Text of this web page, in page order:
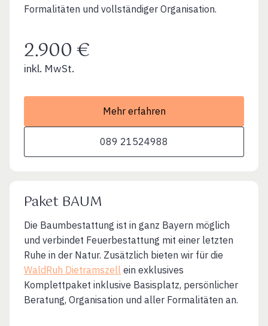
Formalitäten und vollständiger Organisation.
2.900 €
inkl. MwSt.
Mehr erfahren
089 21524988
Paket BAUM
Die Baumbestattung ist in ganz Bayern möglich
und verbindet Feuerbestattung mit einer letzten
Ruhe in der Natur. Zusätzlich bieten wir für die
WaldRuh Dietramszell ein exklusives
Komplettpaket inklusive Basisplatz, persönlicher
Beratung, Organisation und aller Formalitäten an.